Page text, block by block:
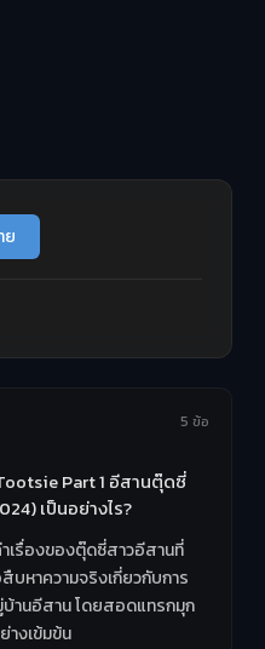
ย
5 ข้อ
Part 1 อีสานตุ๊ดซี่
เป็นอย่างไร?
เรื่องของตุ๊ดซี่สาวอีสานที่
หาความจริงเกี่ยวกับการ
บ้านอีสาน โดยสอดแทรกมุก
งเข้มข้น